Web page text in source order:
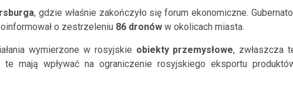
, gdzie właśnie zakończyło się forum ekonomiczne.
o zestrzeleniu 86 dronów w okolicach miasta.
wymierzone w rosyjskie obiekty przemysłowe, zwłaszcza
te mają wpływać na ograniczenie rosyjskiego eksportu